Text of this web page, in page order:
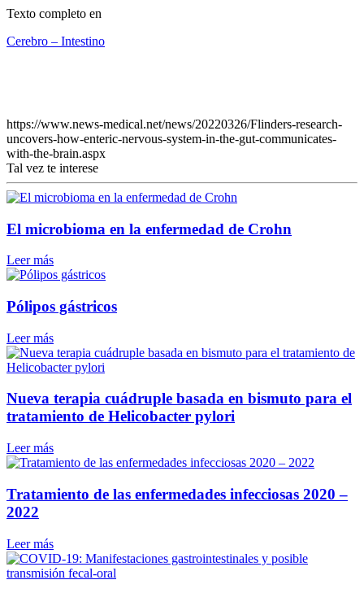
Texto completo en
Cerebro – Intestino
https://www.news-medical.net/news/20220326/Flinders-research-
uncovers-how-enteric-nervous-system-in-the-gut-communicates-
with-the-brain.aspx
Tal vez te interese
El microbioma en la enfermedad de Crohn
Leer más
Pólipos gástricos
Leer más
Nueva terapia cuádruple basada en bismuto para el
tratamiento de Helicobacter pylori
Leer más
Tratamiento de las enfermedades infecciosas 2020 –
2022
Leer más